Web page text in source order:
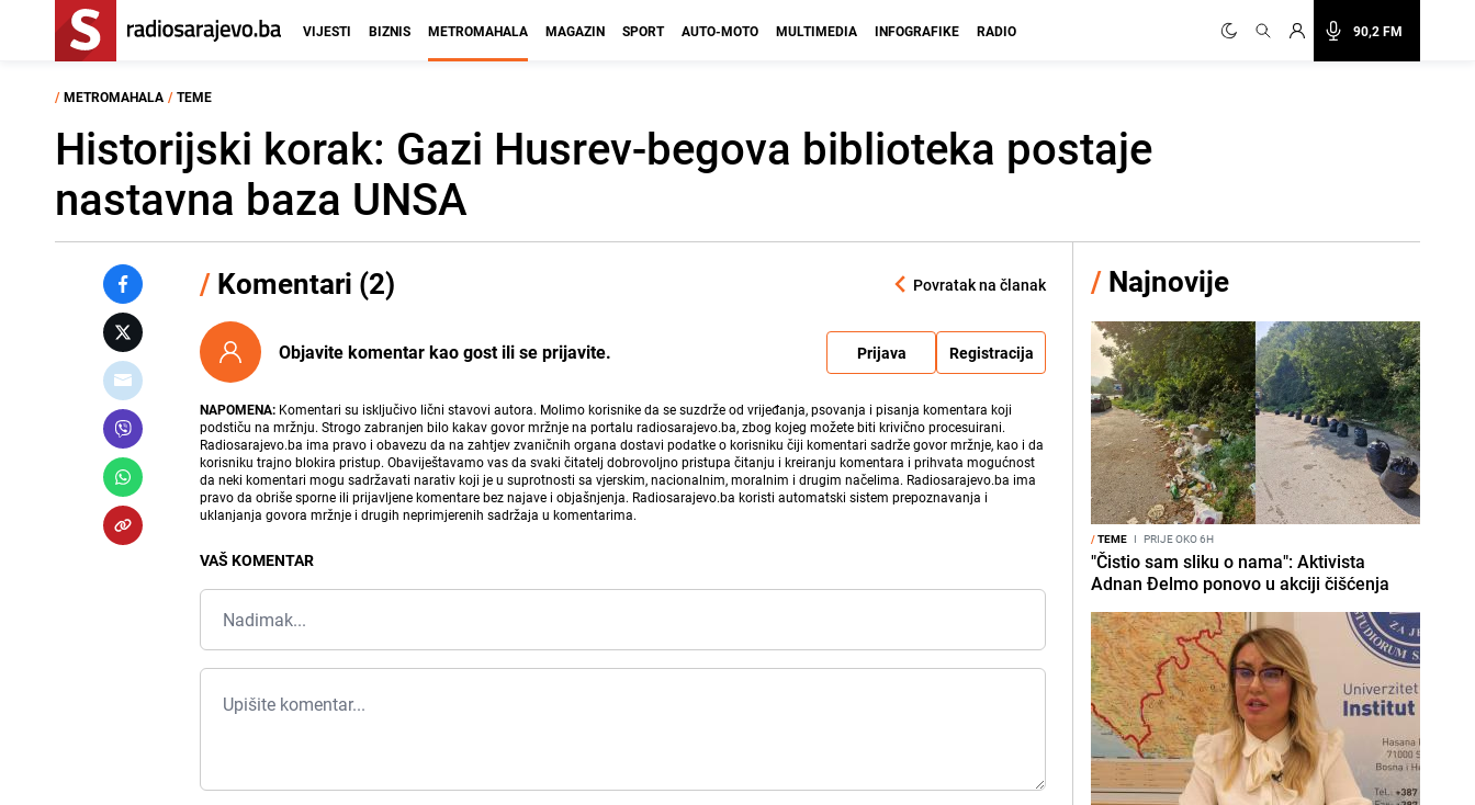
90,2 FM
VIJESTI BIZNIS METROMAHALA MAGAZIN SPORT AUTO-MOTO MULTIMEDIA INFOGRAFIKE RADIO
/ METROMAHALA / TEME
Historijski korak: Gazi Husrev-begova biblioteka postaje
nastavna baza UNSA
/ Komentari (2) Povratak na članak
Objavite komentar kao gost ili se prijavite. Prijava Registracija
NAPOMENA: Komentari su isključivo lični stavovi autora. Molimo korisnike da se suzdrže od vrijeđanja, psovanja i pisanja komentara koji
podstiču na mržnju. Strogo zabranjen bilo kakav govor mržnje na portalu radiosarajevo.ba, zbog kojeg možete biti krivično procesuirani.
Radiosarajevo.ba ima pravo i obavezu da na zahtjev zvaničnih organa dostavi podatke o korisniku čiji komentari sadrže govor mržnje, kao i da
korisniku trajno blokira pristup. Obaviještavamo vas da svaki čitatelj dobrovoljno pristupa čitanju i kreiranju komentara i prihvata mogućnost
da neki komentari mogu sadržavati narativ koji je u suprotnosti sa vjerskim, nacionalnim, moralnim i drugim načelima. Radiosarajevo.ba ima
pravo da obriše sporne ili prijavljene komentare bez najave i objašnjenja. Radiosarajevo.ba koristi automatski sistem prepoznavanja i
uklanjanja govora mržnje i drugih neprimjerenih sadržaja u komentarima.
VAŠ KOMENTAR
/ Najnovije
/TEME I PRIJE OKO 6H
"Čistio sam sliku o nama": Aktivista
Adnan Đelmo ponovo u akciji čišćenja